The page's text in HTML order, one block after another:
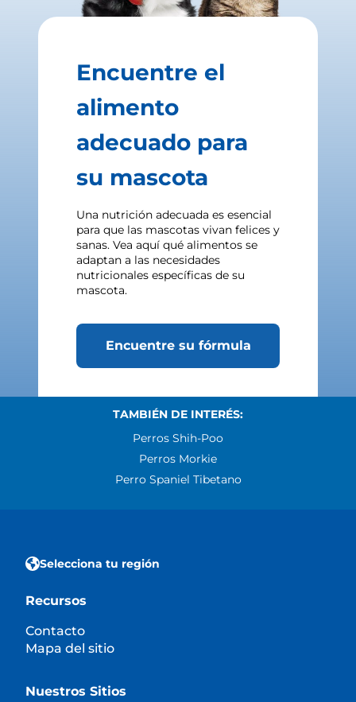
Encuentre el
alimento
adecuado para
su mascota
Una nutrición adecuada es esencial
para que las mascotas vivan felices y
sanas. Vea aquí qué alimentos se
adaptan a las necesidades
nutricionales específicas de su
mascota.
Encuentre su fórmula
TAMBIÉN DE INTERÉS:
Perros Shih-Poo
Perros Morkie
Perro Spaniel Tibetano
Selecciona tu región
Recursos
Contacto
Mapa del sitio
Nuestros Sitios